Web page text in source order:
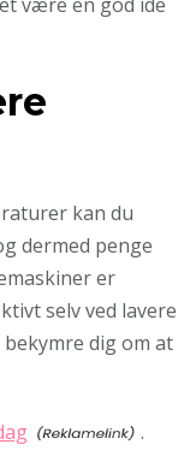
kan du
dermed penge
er
selv ved lavere
dig om at
.